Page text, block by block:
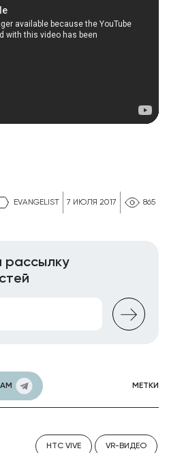
EVANGELIST 7 ИЮЛЯ 2017 865
рассылку
МЕТКИ
HTC VIVE VR-ВИДЕО